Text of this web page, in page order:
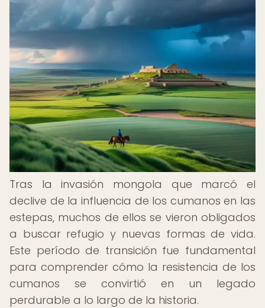
Tras la invasión mongola que marcó el
declive de la influencia de los cumanos en las
estepas, muchos de ellos se vieron obligados
a buscar refugio y nuevas formas de vida.
Este período de transición fue fundamental
para comprender cómo la resistencia de los
cumanos se convirtió en un legado
perdurable a lo largo de la historia.